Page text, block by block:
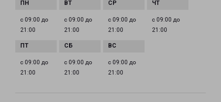
с 09:00 до
21:00
с 09:00 до
21:00
с 09:00 до
21:00
с 09:00 до
21:00
с 09:00 до
21:00
с 09:00 до
21:00
с 09:00 до
21:00